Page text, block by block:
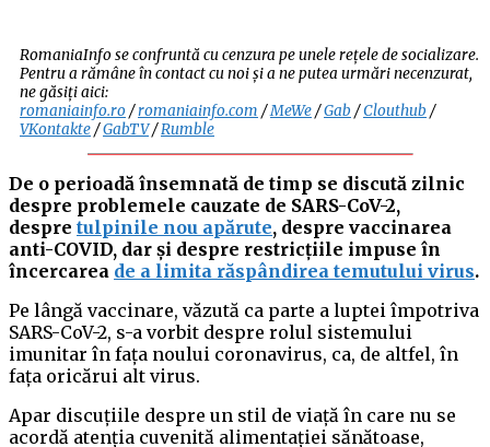
RomaniaInfo se confruntă cu cenzura pe unele rețele de socializare.
Pentru a rămâne în contact cu noi și a ne putea urmări necenzurat,
ne găsiți aici:
romaniainfo.ro/romaniainfo.com /MeWe/Gab /Clouthub /
VKontakte/GabTV/Rumble
De o perioadă însemnată de timp se discută zilnic
despre problemele cauzate de SARS-CoV-2,
despre tulpinile nou apărute, despre vaccinarea
anti-COVID, dar și despre restricțiile impuse în
încercarea de a limita răspândirea temutului virus.
Pe lângă vaccinare, văzută ca parte a luptei împotriva
SARS-CoV-2, s-a vorbit despre rolul sistemului
imunitar în fața noului coronavirus, ca, de altfel, în
fața oricărui alt virus.
Apar discuțiile despre un stil de viață în care nu se
acordă atenția cuvenită alimentației sănătoase,